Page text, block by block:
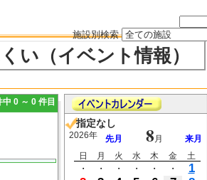
施設別検索
い（イベント情報）
0 ～ 0 件目
指定なし
2026年 先月 8 月
来月
日
月 火 水 木 金
土
・
・ ・ ・ ・ ・
1